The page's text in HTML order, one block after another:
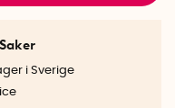
i Sverige